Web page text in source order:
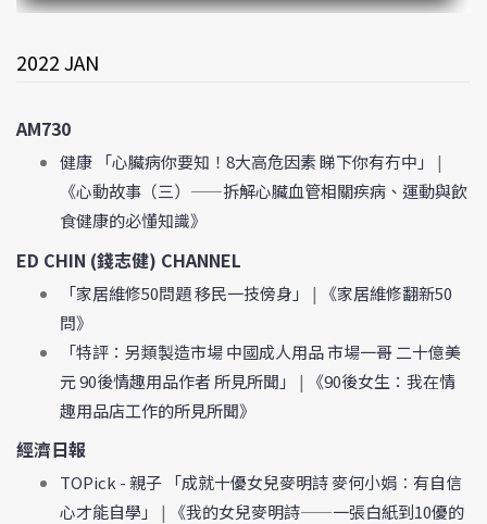
2022 JAN
AM730
健康 「心臟病你要知！8大高危因素 睇下你有冇中」
|
《心動故事（三）——拆解心臟血管相關疾病、運動與飲
食健康的必懂知識》
ED CHIN (錢志健) CHANNEL
「家居維修50問題 移民一技傍身」 |
《家居維修翻新50
問》
「特評：另類製造市場 中國成人用品 市場一哥 二十億美
元 90後情趣用品作者 所見所聞」
|
《90後女生：我在情
趣用品店工作的所見所聞》
經濟日報
TOPick - 親子 「成就十優女兒麥明詩 麥何小娟︰有自信
心才能自學」
|
《我的女兒麥明詩——一張白紙到10優的